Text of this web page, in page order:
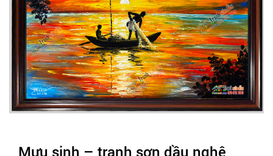
Mưu sinh – tranh sơn dầu nghệ